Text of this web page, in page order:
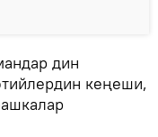
дин
кеңеши,